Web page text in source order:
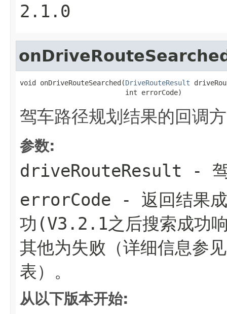
2.1.0
void onDriveRouteSearched(DriveRouteResult
                          int errorCode)
驾车路径规划结果的回调
参数:
driveRouteResult - 驾
errorCode - 返回结果
功(V3.2.1之后搜索成功
其他为失败（详细信息参
表）。
从以下版本开始: